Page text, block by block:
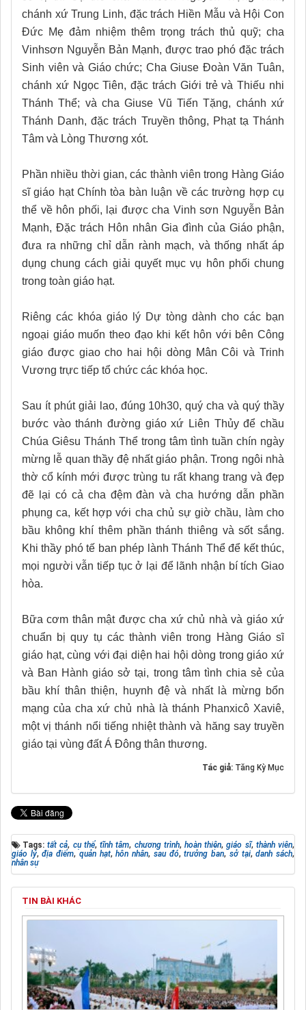
chánh xứ Trung Linh, đặc trách Hiền Mẫu và Hội Con
Đức Mẹ đảm nhiệm thêm trọng trách thủ quỹ; cha
Vinhsơn Nguyễn Bản Mạnh, được trao phó đặc trách
Sinh viên và Giáo chức; Cha Giuse Đoàn Văn Tuân,
chánh xứ Ngọc Tiên, đặc trách Giới trẻ và Thiếu nhi
Thánh Thể; và cha Giuse Vũ Tiến Tặng, chánh xứ
Thánh Danh, đặc trách Truyền thông, Phạt tạ Thánh
Tâm và Lòng Thương xót.
Phần nhiều thời gian, các thành viên trong Hàng Giáo
sĩ giáo hạt Chính tòa bàn luận về các trường hợp cụ
thể về hôn phối, lại được cha Vinh sơn Nguyễn Bản
Mạnh, Đặc trách Hôn nhân Gia đình của Giáo phận,
đưa ra những chỉ dẫn rành mạch, và thống nhất áp
dụng chung cách giải quyết mục vụ hôn phối chung
trong toàn giáo hạt.
Riêng các khóa giáo lý Dự tòng dành cho các bạn
ngoại giáo muốn theo đạo khi kết hôn với bên Công
giáo được giao cho hai hội dòng Mân Côi và Trinh
Vương trực tiếp tổ chức các khóa học.
Sau ít phút giải lao, đúng 10h30, quý cha và quý thầy
bước vào thánh đường giáo xứ Liên Thủy để chầu
Chúa Giêsu Thánh Thể trong tâm tình tuần chín ngày
mừng lễ quan thầy đệ nhất giáo phận. Trong ngôi nhà
thờ cổ kính mới được trùng tu rất khang trang và đẹp
đẽ lại có cả cha đệm đàn và cha hướng dẫn phần
phụng ca, kết hợp với cha chủ sự giờ chầu, làm cho
bầu không khí thêm phần thánh thiêng và sốt sắng.
Khi thầy phó tế ban phép lành Thánh Thể để kết thúc,
mọi người vẫn tiếp tục ở lại để lãnh nhận bí tích Giao
hòa.
Bữa cơm thân mật được cha xứ chủ nhà và giáo xứ
chuẩn bị quy tụ các thành viên trong Hàng Giáo sĩ
giáo hạt, cùng với đại diện hai hội dòng trong giáo xứ
và Ban Hành giáo sở tại, trong tâm tình chia sẻ của
bầu khí thân thiện, huynh đệ và nhất là mừng bổn
mạng của cha xứ chủ nhà là thánh Phanxicô Xaviê,
một vị thánh nổi tiếng nhiệt thành và hăng say truyền
giáo tại vùng đất Á Đông thân thương.
Tác giả: Tăng Kỳ Mục
Tags:tất cả, cụ thể,tĩnh tâm, chương trình, hoàn thiện,giáo sĩ, thành viên,
giáo lý,địa điểm, quản hạt,hôn nhân, sau đó,trưởng ban, sở tại,danh sách,
nhân sự
TIN BÀI KHÁC